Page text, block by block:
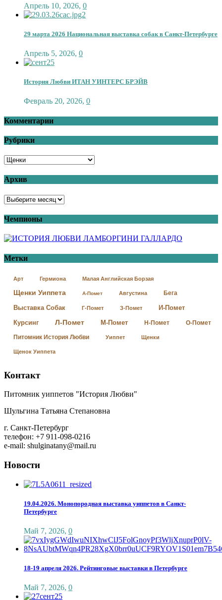
Апрель 10, 2026, 0
29 марта 2026 Национальная выставка собак в Санкт-Петербурге
Апрель 5, 2026, 0
История Любви ИТАН УИНТЕРС БРЭЙВ
Февраль 20, 2026, 0
Комментарии
Рубрики
Архив
Чемпионы
Метки
Арт Гермиона Малая Английская Борзая
Щенки Уиппета А-Помет Августина Бега
Выставка Собак Г-Помет З-Помет
И-Помет
Курсинг
Л-Помет М-Помет Н-Помет О-Помет
Питомник История Любви Уиппет Щенки
Щенок Уиппета
Контакт
Питомник уиппетов "История Любви"
Шульгина Татьяна Степановна
г. Санкт-Петербург
телефон: +7 911-098-0216
e-mail: shulginatany@mail.ru
Новости
19.04.2026. Монопородная выставка уиппетов в Санкт-
Петербурге
Май 7, 2026, 0
18-19 апреля 2026. Рейтинговые выставки в Петербурге
Май 7, 2026, 0